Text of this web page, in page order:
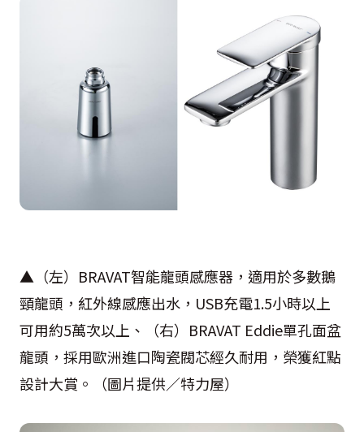
▲（左）BRAVAT智能龍頭感應器，適用於多數鵝
頸龍頭，紅外線感應出水，USB充電1.5小時以上
可用約5萬次以上、（右）BRAVAT Eddie單孔面盆
龍頭，採用歐洲進口陶瓷閥芯經久耐用，榮獲紅點
設計大賞。（圖片提供／特力屋）